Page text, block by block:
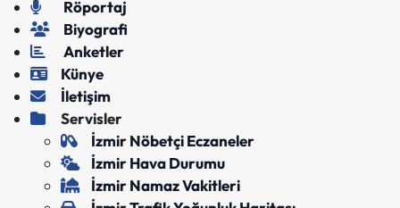
Röportaj
Biyografi
Anketler
Künye
İletişim
Servisler
İzmir Nöbetçi Eczaneler
İzmir Hava Durumu
İzmir Namaz Vakitleri